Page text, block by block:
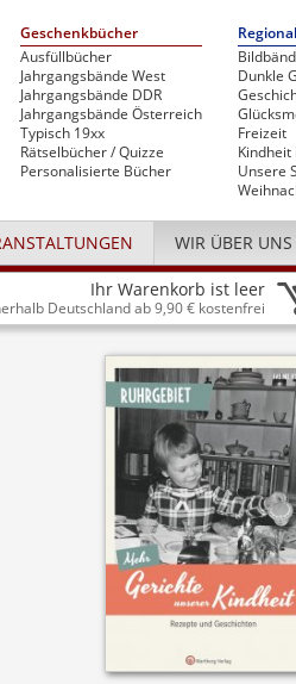
Geschenkbücher
Ausfüllbücher
Jahrgangsbände West
Jahrgangsbände DDR
Jahrgangsbände Österreich
Typisch 19xx
Rätselbücher / Quizze
Personalisierte Bücher
Dunkle
Freizeit
Unsere
WIR ÜBER UNS
Ihr Warenkorb ist leer
Deutschland ab 9,90 € kostenfrei